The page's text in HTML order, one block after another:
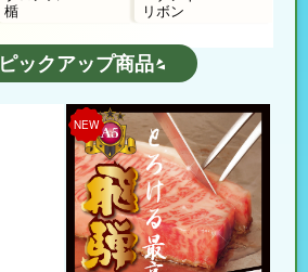
楯
リボン
ピックアップ商品
NEW